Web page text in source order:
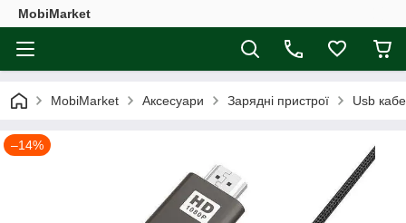
MobiMarket
MobiMarket Аксесуари Зарядні пристрої Usb
–14%